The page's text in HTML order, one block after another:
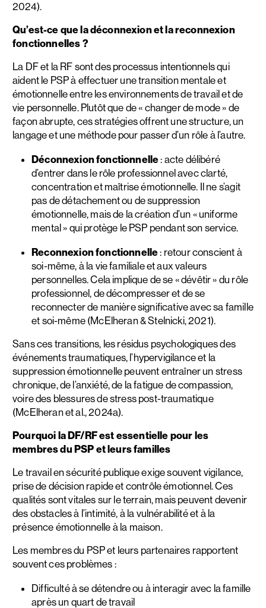
2024).
Qu’est-ce que la déconnexion et la reconnexion
fonctionnelles ?
La DF et la RF sont des processus intentionnels qui
aident le PSP à effectuer une transition mentale et
émotionnelle entre les environnements de travail et de
vie personnelle. Plutôt que de « changer de mode » de
façon abrupte, ces stratégies offrent une structure, un
langage et une méthode pour passer d’un rôle à l’autre.
Déconnexion fonctionnelle: acte délibéré
d’entrer dans le rôle professionnel avec clarté,
concentration et maîtrise émotionnelle. Il ne s’agit
pas de détachement ou de suppression
émotionnelle, mais de la création d’un « uniforme
mental » qui protège le PSP pendant son service.
Reconnexion fonctionnelle: retour conscient à
soi-même, à la vie familiale et aux valeurs
personnelles. Cela implique de se « dévêtir » du rôle
professionnel, de décompresser et de se
reconnecter de manière significative avec sa famille
et soi-même (McElheran & Stelnicki, 2021).
Sans ces transitions, les résidus psychologiques des
événements traumatiques, l’hypervigilance et la
suppression émotionnelle peuvent entraîner un stress
chronique, de l’anxiété, de la fatigue de compassion,
voire des blessures de stress post-traumatique
(McElheran et al., 2024a).
Pourquoi la DF/RF est essentielle pour les
membres du PSP et leurs familles
Le travail en sécurité publique exige souvent vigilance,
prise de décision rapide et contrôle émotionnel. Ces
qualités sont vitales sur le terrain, mais peuvent devenir
des obstacles à l’intimité, à la vulnérabilité et à la
présence émotionnelle à la maison.
Les membres du PSP et leurs partenaires rapportent
souvent ces problèmes :
Difficulté à se détendre ou à interagir avec la famille
après un quart de travail